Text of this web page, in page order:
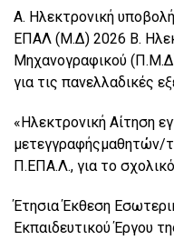
Α. Ηλεκτρονική
ΕΠΑΛ (Μ.Δ) 2026 Β.
Μηχανογραφικού
για τις πανελλαδικές
«Ηλεκτρονική Αίτηση
μετεγγραφήςμαθητών/
Π.ΕΠΑ.Λ., για το
Έτησια Έκθεση
Εκπαιδευτικού Έργου